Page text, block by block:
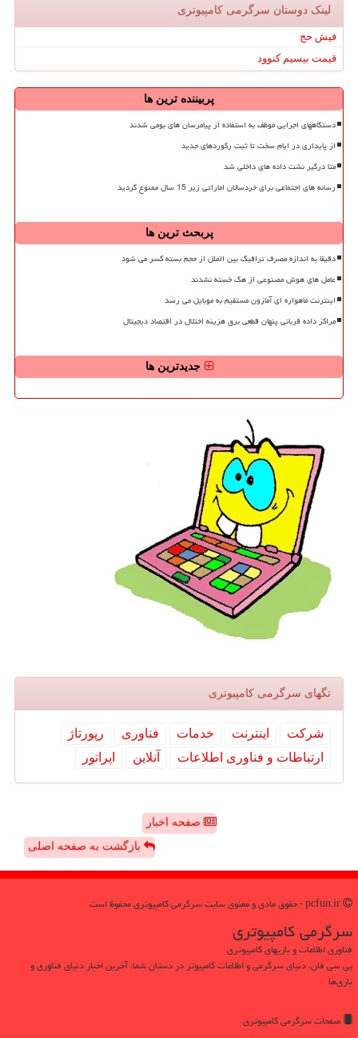
لینک دوستان سرگرمی كامپیوتری
فیش حج
قیمت بیسیم کنوود
پربیننده ترین ها
دستگاههای اجرایی موظف به استفاده از پیامرسان های بومی شدند
از پایداری در ایام سخت تا ثبت رکوردهای جدید
متا درگیر نشت داده های داخلی شد
رسانه های اجتماعی برای خردسالان اماراتی زیر 15 سال ممنوع گردید
پربحث ترین ها
دقیقا به اندازه مصرف ترافیک بین الملل از حجم بسته کسر می شود
عامل های هوش مصنوعی از هک خسته نشدند
اینترنت ماهواره ای آمازون مستقیم به موبایل می رسد
مراکز داده قربانی پنهان قطعی برق هزینه اختلال در اقتصاد دیجیتال
جدیدترین ها
تگهای سرگرمی كامپیوتری
شركت اینترنت خدمات فناوری
رپورتاژ
ارتباطات و فناوری اطلاعات
آنلاین اپراتور
صفحه اخبار
بازگشت به صفحه اصلی
سرگرمی كامپیوتری
فناوری اطلاعات و بازیهای کامپیوتری
پی سی فان، دنیای سرگرمی و اطلاعات کامپیوتر در دستان شما، آخرین اخبار دنیای فناوری و
بازی‌ها
صفحات سرگرمی كامپیوتری